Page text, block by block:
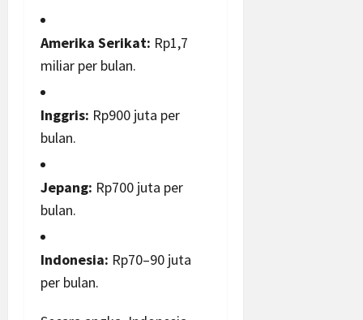
Amerika Serikat: Rp1,7
miliar per bulan.
Inggris: Rp900 juta per
bulan.
Jepang: Rp700 juta per
bulan.
Indonesia: Rp70–90 juta
per bulan.